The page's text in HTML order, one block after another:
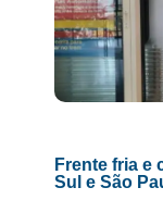
Frente fria e
Sul e São